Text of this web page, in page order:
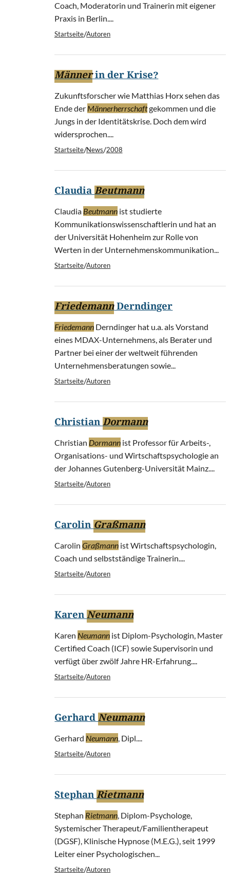
Coach, Moderatorin und Trainerin mit eigener
Praxis in Berlin....
Startseite/Autoren
Männerin der Krise?
Zukunftsforscher wie Matthias Horx sehen das
Ende der Männerherrschaftgekommen und die
Jungs in der Identitätskrise. Doch dem wird
widersprochen....
Startseite/News/2008
ClaudiaBeutmann
Claudia Beutmannist studierte
Kommunikationswissenschaftlerin und hat an
der Universität Hohenheim zur Rolle von
Werten in der Unternehmenskommunikation...
Startseite/Autoren
FriedemannDerndinger
FriedemannDerndinger hat u.a. als Vorstand
eines MDAX-Unternehmens, als Berater und
Partner bei einer der weltweit führenden
Unternehmensberatungen sowie...
Startseite/Autoren
ChristianDormann
Christian Dormannist Professor für Arbeits-,
Organisations- und Wirtschaftspsychologie an
der Johannes Gutenberg-Universität Mainz....
Startseite/Autoren
CarolinGraßmann
Carolin Graßmannist Wirtschaftspsychologin,
Coach und selbstständige Trainerin....
Startseite/Autoren
KarenNeumann
Karen Neumannist Diplom-Psychologin, Master
Certified Coach (ICF) sowie Supervisorin und
verfügt über zwölf Jahre HR-Erfahrung....
Startseite/Autoren
GerhardNeumann
Gerhard Neumann, Dipl....
Startseite/Autoren
StephanRietmann
Stephan Rietmann, Diplom-Psychologe,
Systemischer Therapeut/Familientherapeut
(DGSF), Klinische Hypnose (M.E.G.), seit 1999
Leiter einer Psychologischen...
Startseite/Autoren